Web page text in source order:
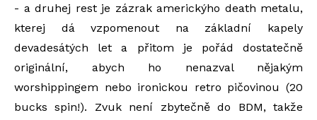
- a druhej rest je zázrak americkýho death metalu,
kterej dá vzpomenout na základní kapely
devadesátých let a přitom je pořád dostatečně
originální, abych ho nenazval nějakým
worshippingem nebo ironickou retro pičovinou (20
bucks spin!). Zvuk není zbytečně do BDM, takže